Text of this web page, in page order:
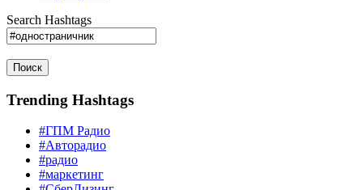
Search Hashtags
Поиск
Trending Hashtags
#ГПМ Радио
#Авторадио
#радио
#маркетинг